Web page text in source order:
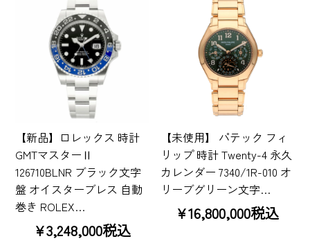
【新品】ロレックス 時計
GMTマスターⅡ
126710BLNR ブラック文字
盤 オイスターブレス 自動
巻き ROLEX…
¥3,248,000税込
【未使用】 パテック フィ
リップ 時計 Twenty-4 永久
カレンダー 7340/1R-010 オ
リーブグリーン文字…
¥16,800,000税込